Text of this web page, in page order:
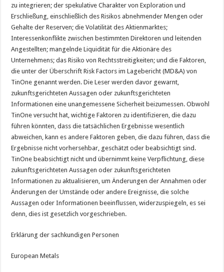
zu integrieren; der spekulative Charakter von Exploration und
Erschließung, einschließlich des Risikos abnehmender Mengen oder
Gehalte der Reserven; die Volatilität des Aktienmarktes;
Interessenkonflikte zwischen bestimmten Direktoren und leitenden
Angestellten; mangelnde Liquidität für die Aktionäre des
Unternehmens; das Risiko von Rechtsstreitigkeiten; und die Faktoren,
die unter der Überschrift Risk Factors im Lagebericht (MD&A) von
TinOne genannt werden. Die Leser werden davor gewarnt,
zukunftsgerichteten Aussagen oder zukunftsgerichteten
Informationen eine unangemessene Sicherheit beizumessen. Obwohl
TinOne versucht hat, wichtige Faktoren zu identifizieren, die dazu
führen könnten, dass die tatsächlichen Ergebnisse wesentlich
abweichen, kann es andere Faktoren geben, die dazu führen, dass die
Ergebnisse nicht vorhersehbar, geschätzt oder beabsichtigt sind.
TinOne beabsichtigt nicht und übernimmt keine Verpflichtung, diese
zukunftsgerichteten Aussagen oder zukunftsgerichteten
Informationen zu aktualisieren, um Änderungen der Annahmen oder
Änderungen der Umstände oder andere Ereignisse, die solche
Aussagen oder Informationen beeinflussen, widerzuspiegeln, es sei
denn, dies ist gesetzlich vorgeschrieben.
Erklärung der sachkundigen Personen
European Metals